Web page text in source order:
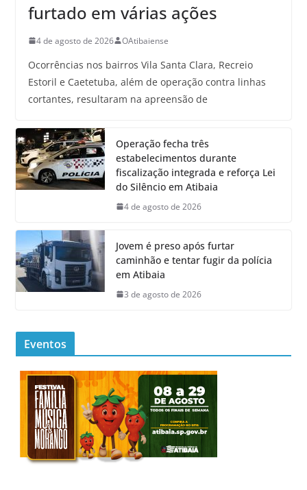
furtado em várias ações
4 de agosto de 2026 OAtibaiense
Ocorrências nos bairros Vila Santa Clara, Recreio
Estoril e Caetetuba, além de operação contra linhas
cortantes, resultaram na apreensão de
Operação fecha três
estabelecimentos durante
fiscalização integrada e reforça Lei
do Silêncio em Atibaia
4 de agosto de 2026
Jovem é preso após furtar
caminhão e tentar fugir da polícia
em Atibaia
3 de agosto de 2026
Eventos